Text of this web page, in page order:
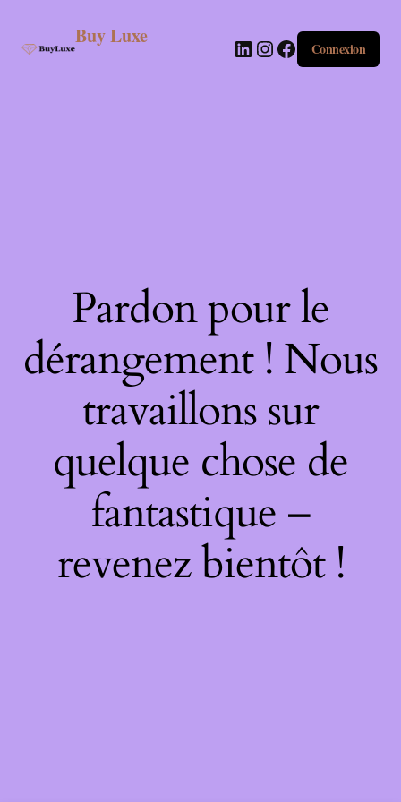
Buy Luxe
Connexion
Pardon pour le
dérangement ! Nous
travaillons sur
quelque chose de
fantastique –
revenez bientôt !